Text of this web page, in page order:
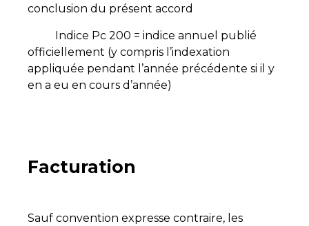
conclusion du présent accord
Indice Pc 200 = indice annuel publié
officiellement (y compris l’indexation
appliquée pendant l’année précédente si il y
en a eu en cours d’année)
Facturation
Sauf convention expresse contraire, les